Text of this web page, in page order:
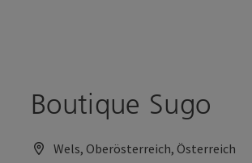
Boutique Sugo
Wels, Oberösterreich, Österreich